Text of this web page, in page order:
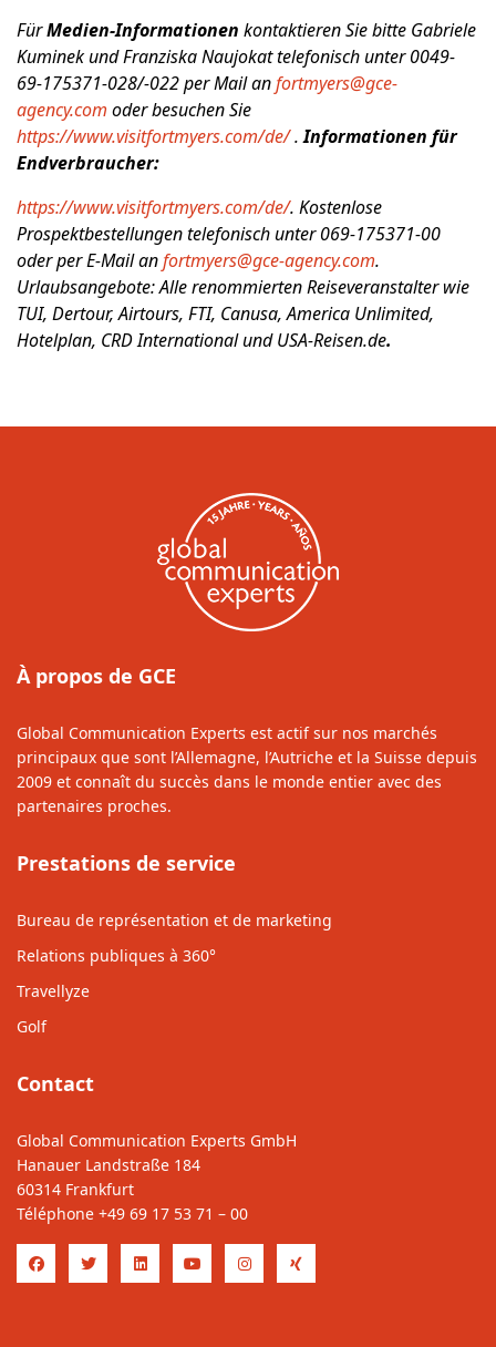
FürMedien-Informationen kontaktieren Sie bitte Gabriele
Kuminek und Franziska Naujokat telefonisch unter 0049-
69-175371-028/-022 per Mail anfortmyers@gce-
agency.com oder besuchen Sie
https://www.visitfortmyers.com/de/. Informationen für
Endverbraucher:
https://www.visitfortmyers.com/de/. Kostenlose
Prospektbestellungen telefonisch unter 069-175371-00
oder per E-Mail anfortmyers@gce-agency.com.
Urlaubsangebote: Alle renommierten Reiseveranstalter wie
TUI, Dertour, Airtours, FTI, Canusa, America Unlimited,
Hotelplan, CRD International und USA-Reisen.de.
À propos de GCE
Global Communication Experts est actif sur nos marchés
principaux que sont l’Allemagne, l’Autriche et la Suisse depuis
2009 et connaît du succès dans le monde entier avec des
partenaires proches.
Prestations de service
Bureau de représentation et de marketing
Relations publiques à 360°
Travellyze
Golf
Contact
Global Communication Experts GmbH
Hanauer Landstraße 184
60314 Frankfurt
Téléphone +49 69 17 53 71 – 00